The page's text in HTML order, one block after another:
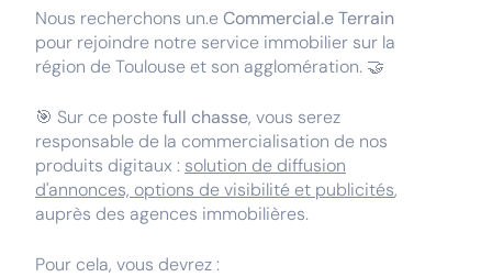
Nous recherchons un.eCommercial.e Terrain
pour rejoindre notre service immobilier sur la
région de Toulouse et son agglomération. 🤝
🎯 Sur ce postefull chasse, vous serez
responsable de la commercialisation de nos
produits digitaux : solution de diffusion
d'annonces, options de visibilité et publicités,
auprès des agences immobilières.
Pour cela, vous devrez :